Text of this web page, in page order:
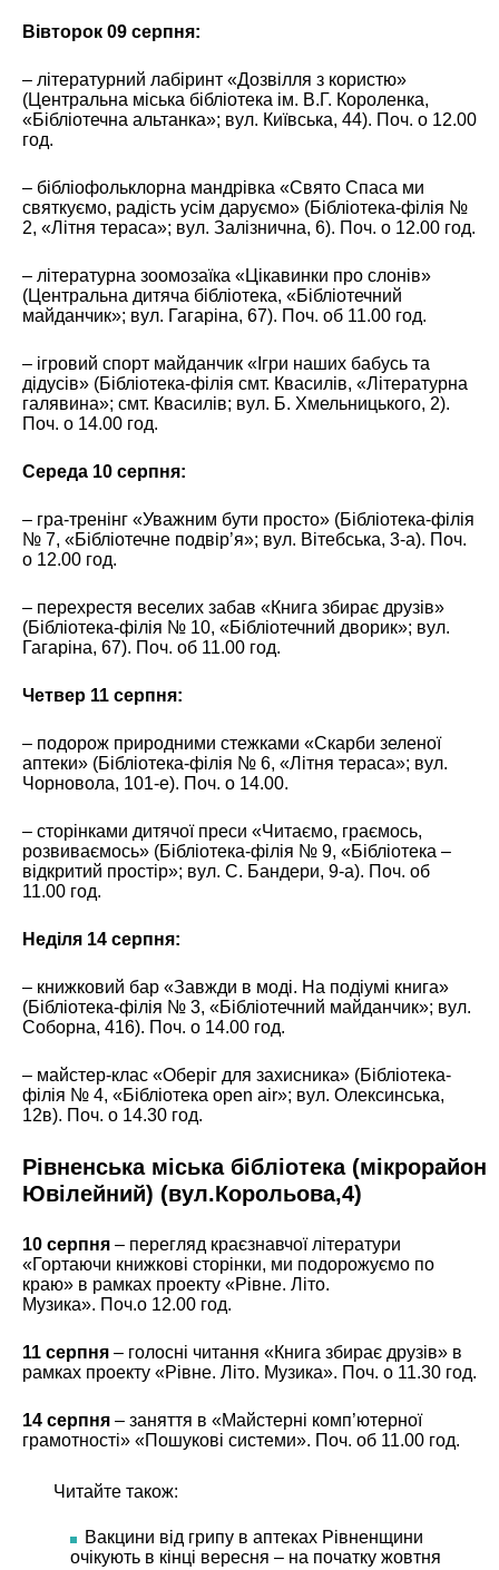
Вівторок 09 серпня:
– літературний лабіринт «Дозвілля з користю»
(Центральна міська бібліотека ім. В.Г. Короленка,
«Бібліотечна альтанка»; вул. Київська, 44). Поч. о 12.00
год.
– бібліофольклорна мандрівка «Свято Спаса ми
святкуємо, радість усім даруємо» (Бібліотека-філія №
2, «Літня тераса»; вул. Залізнична, 6). Поч. о 12.00 год.
– літературна зоомозаїка «Цікавинки про слонів»
(Центральна дитяча бібліотека, «Бібліотечний
майданчик»; вул. Гагаріна, 67). Поч. об 11.00 год.
– ігровий спорт майданчик «Ігри наших бабусь та
дідусів» (Бібліотека-філія смт. Квасилів, «Літературна
галявина»; смт. Квасилів; вул. Б. Хмельницького, 2).
Поч. о 14.00 год.
Середа 10 серпня:
– гра-тренінг «Уважним бути просто» (Бібліотека-філія
№ 7, «Бібліотечне подвір’я»; вул. Вітебська, 3-а). Поч.
о 12.00 год.
– перехрестя веселих забав «Книга збирає друзів»
(Бібліотека-філія № 10, «Бібліотечний дворик»; вул.
Гагаріна, 67). Поч. об 11.00 год.
Четвер 11 серпня:
– подорож природними стежками «Скарби зеленої
аптеки» (Бібліотека-філія № 6, «Літня тераса»; вул.
Чорновола, 101-е). Поч. о 14.00.
– сторінками дитячої преси «Читаємо, граємось,
розвиваємось» (Бібліотека-філія № 9, «Бібліотека –
відкритий простір»; вул. С. Бандери, 9-а). Поч. об
11.00 год.
Неділя 14 серпня:
– книжковий бар «Завжди в моді. На подіумі книга»
(Бібліотека-філія № 3, «Бібліотечний майданчик»; вул.
Соборна, 416). Поч. о 14.00 год.
– майстер-клас «Оберіг для захисника» (Бібліотека-
філія № 4, «Бібліотека open air»; вул. Олексинська,
12в). Поч. о 14.30 год.
Рівненська міська бібліотека (мікрорайон
Ювілейний) (вул.Корольова,4)
10 серпня – перегляд краєзнавчої літератури
«Гортаючи книжкові сторінки, ми подорожуємо по
краю» в рамках проекту «Рівне. Літо.
Музика». Поч.о 12.00 год.
11 серпня – голосні читання «Книга збирає друзів» в
рамках проекту «Рівне. Літо. Музика». Поч. о 11.30 год.
14 серпня – заняття в «Майстерні комп’ютерної
грамотності» «Пошукові системи». Поч. об 11.00 год.
Читайте також:
Вакцини від грипу в аптеках Рівненщини
очікують в кінці вересня – на початку жовтня